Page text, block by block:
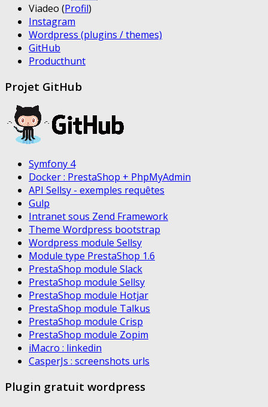
Viadeo (Profil)
Instagram
Wordpress (plugins / themes)
GitHub
Producthunt
Projet GitHub
Symfony 4
Docker : PrestaShop + PhpMyAdmin
API Sellsy - exemples requêtes
Gulp
Intranet sous Zend Framework
Theme Wordpress bootstrap
Wordpress module Sellsy
Module type PrestaShop 1.6
PrestaShop module Slack
PrestaShop module Sellsy
PrestaShop module Hotjar
PrestaShop module Talkus
PrestaShop module Crisp
PrestaShop module Zopim
iMacro : linkedin
CasperJs : screenshots urls
Plugin gratuit wordpress